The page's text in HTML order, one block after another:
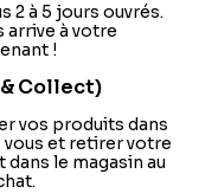
2 à 5 jours ouvrés.
arrive à votre
!
Collect)
vos produits dans
vous et retirer votre
le magasin au